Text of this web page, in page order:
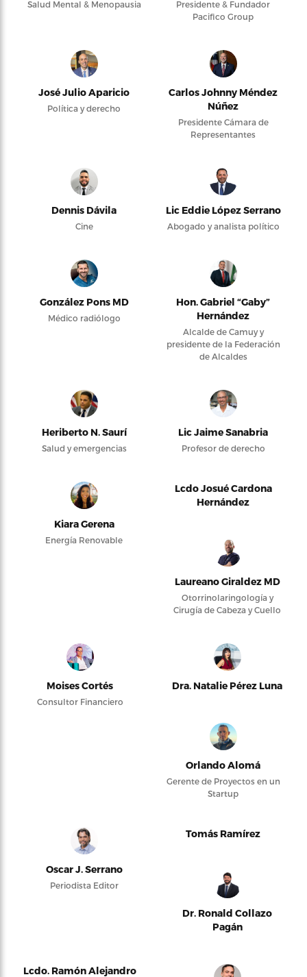
Salud Mental & Menopausia
Presidente & Fundador
Pacifico Group
José Julio Aparicio
Política y derecho
Carlos Johnny Méndez
Núñez
Presidente Cámara de
Representantes
Dennis Dávila
Cine
Lic Eddie López Serrano
Abogado y analista político
González Pons MD
Médico radiólogo
Hon. Gabriel “Gaby”
Hernández
Alcalde de Camuy y
presidente de la Federación
de Alcaldes
Heriberto N. Saurí
Salud y emergencias
Lic Jaime Sanabria
Profesor de derecho
Kiara Gerena
Energía Renovable
Lcdo Josué Cardona
Hernández
Laureano Giraldez MD
Otorrinolaringología y
Cirugía de Cabeza y Cuello
Moises Cortés
Consultor Financiero
Dra. Natalie Pérez Luna
Orlando Alomá
Gerente de Proyectos en un
Startup
Oscar J. Serrano
Periodista Editor
Tomás Ramírez
Dr. Ronald Collazo
Pagán
Lcdo. Ramón Alejandro